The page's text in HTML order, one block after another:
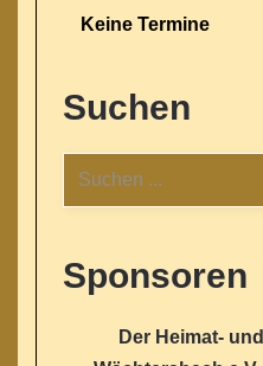
Keine Termine
Suchen
Sponsoren
Der Heimat-